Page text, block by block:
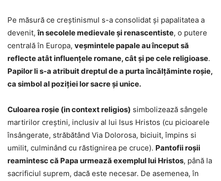
Pe măsură ce creștinismul s-a consolidat și papalitatea a
devenit,în secolele medievale și renascentiste, o putere
centrală în Europa, veșmintele papale au început să
reflecte atât influențele romane, cât și pe cele religioase.
Papilor li s-a atribuit dreptul de a purta încălțăminte roșie,
ca simbol al poziției lor sacre și unice.
Culoarea roşie (in context religios) simbolizează sângele
martirilor creștini, inclusiv al lui Isus Hristos (cu picioarele
însângerate, străbătând Via Dolorosa, biciuit, împins si
umilit, culminând cu răstignirea pe cruce). Pantofii roșii
reamintesc că Papa urmează exemplul lui Hristos, până la
sacrificiul suprem, dacă este necesar. De asemenea, în